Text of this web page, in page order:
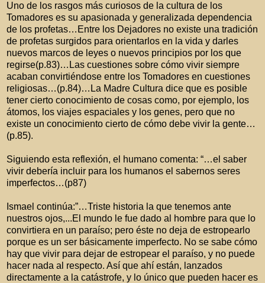
Uno de los rasgos más curiosos de la cultura de los
Tomadores es su apasionada y generalizada dependencia
de los profetas…Entre los Dejadores no existe una tradición
de profetas surgidos para orientarlos en la vida y darles
nuevos marcos de leyes o nuevos principios por los que
regirse(p.83)…Las cuestiones sobre cómo vivir siempre
acaban convirtiéndose entre los Tomadores en cuestiones
religiosas…(p.84)…La Madre Cultura dice que es posible
tener cierto conocimiento de cosas como, por ejemplo, los
átomos, los viajes espaciales y los genes, pero que no
existe un conocimiento cierto de cómo debe vivir la gente…
(p.85).
Siguiendo esta reflexión, el humano comenta: “…el saber
vivir debería incluir para los humanos el sabernos seres
imperfectos…(p87)
Ismael continúa:”…Triste historia la que tenemos ante
nuestros ojos,...El mundo le fue dado al hombre para que lo
convirtiera en un paraíso; pero éste no deja de estropearlo
porque es un ser básicamente imperfecto. No se sabe cómo
hay que vivir para dejar de estropear el paraíso, y no puede
hacer nada al respecto. Así que ahí están, lanzados
directamente a la catástrofe, y lo único que pueden hacer es